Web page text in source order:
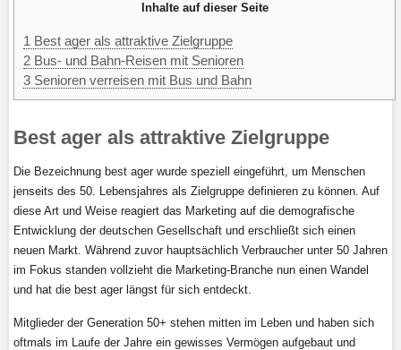
Inhalte auf dieser Seite
1 Best ager als attraktive Zielgruppe
2 Bus- und Bahn-Reisen mit Senioren
3 Senioren verreisen mit Bus und Bahn
Best ager als attraktive Zielgruppe
Die Bezeichnung best ager wurde speziell eingeführt, um Menschen
jenseits des 50. Lebensjahres als Zielgruppe definieren zu können. Auf
diese Art und Weise reagiert das Marketing auf die demografische
Entwicklung der deutschen Gesellschaft und erschließt sich einen
neuen Markt. Während zuvor hauptsächlich Verbraucher unter 50 Jahren
im Fokus standen vollzieht die Marketing-Branche nun einen Wandel
und hat die best ager längst für sich entdeckt.
Mitglieder der Generation 50+ stehen mitten im Leben und haben sich
oftmals im Laufe der Jahre ein gewisses Vermögen aufgebaut und